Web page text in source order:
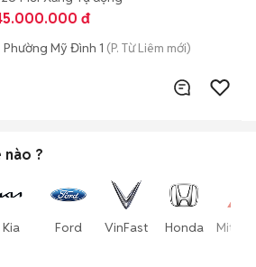
đ
Phường Mỹ Đình 1 (P. Từ Liêm mới)
nào ?
Kia Ford VinFast Honda